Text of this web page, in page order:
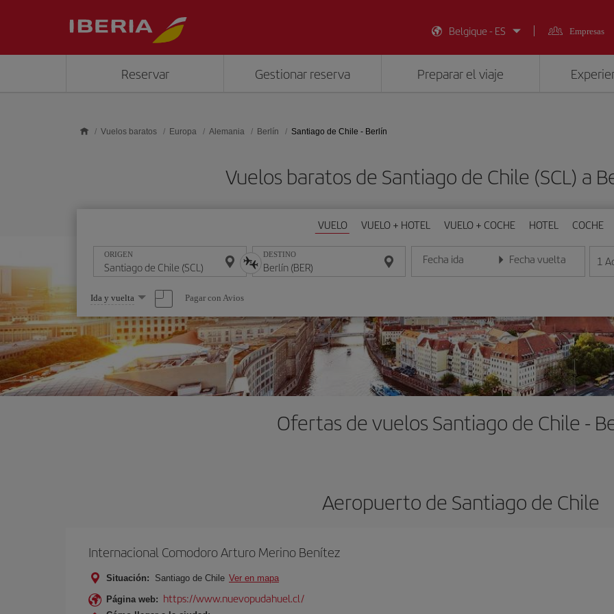
Belgique - ES
Empresas
Reservar Gestionar reserva Preparar el viaje
Vuelos baratos Europa Alemania Berlín Santiago de Chile - Berlín
Vuelos baratos de Santiago de Chile (SCL) a
VUELO VUELO + HOTEL VUELO + COCHE HOTEL COCHE
ORIGEN DESTINO Fecha ida
Introduce la fecha en formato día/mes/año
Fecha vuelta
Introduce la fecha en 1
Seleccione
una
opción
Ida y vuelta Pagar con Avios
Ofertas de vuelos Santiago de Chile -
Aeropuerto de Santiago de Chile
Internacional Comodoro Arturo Merino Benítez
Situación: Santiago de Chile Ver en mapa
Página web: https://www.nuevopudahuel.cl/